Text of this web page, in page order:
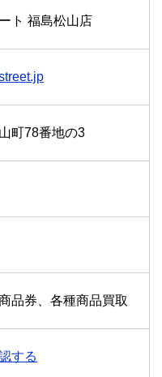
ト 福島松山店
町78番地の3
品券、各種商品買取
する